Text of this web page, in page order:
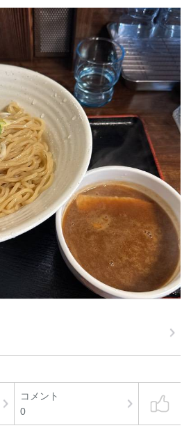
コメント
0